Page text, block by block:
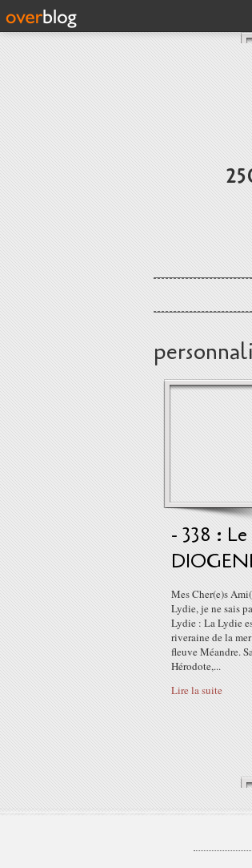
- 338 :
Mes Cher(e)s
Lydie, je ne sais
Lydie : La Lydie
riveraine de la
fleuve Méandre.
Hérodote,...
Lire la suite